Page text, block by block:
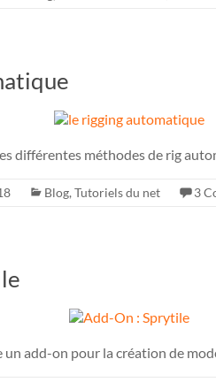
différentes méthodes de rig
Blog, Tutoriels du net 3
add-on pour la création de